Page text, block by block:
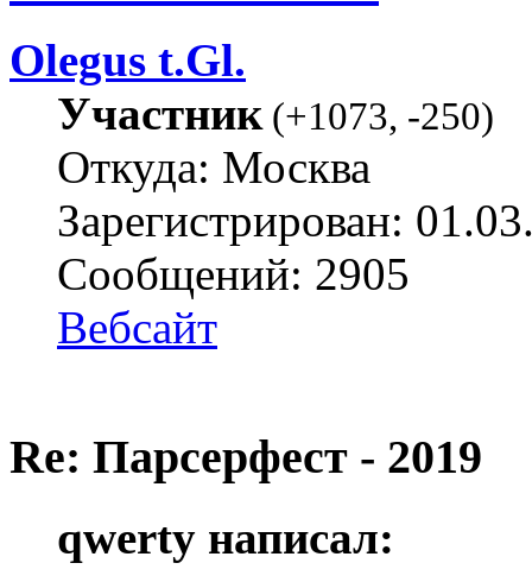
Olegus t.Gl.
Участник(+1073, -250)
Откуда: Москва
Зарегистрирован:
Сообщений: 2905
Вебсайт
Re: Парсерфест - 2019
qwerty написал: